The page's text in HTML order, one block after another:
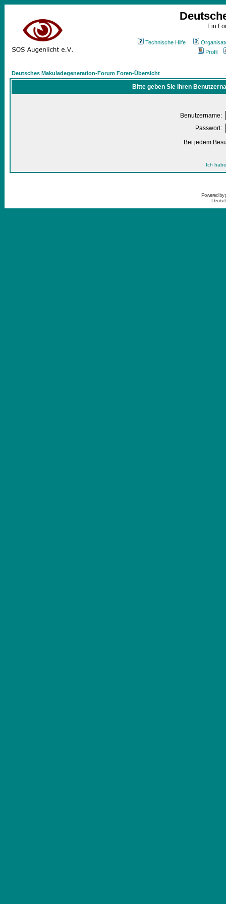
Ein
Technische Hilfe
Profil
Deutsches Makuladegeneration-Forum Foren-Übersicht
Bitte geben Sie Ihren
Benutzername:
Passwort:
Bei jedem
Ich
Powered by